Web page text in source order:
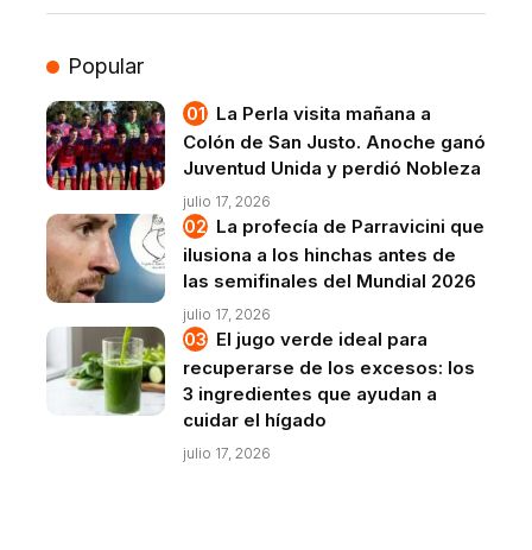
Popular
La Perla visita mañana a
Colón de San Justo. Anoche ganó
Juventud Unida y perdió Nobleza
julio 17, 2026
La profecía de Parravicini que
ilusiona a los hinchas antes de
las semifinales del Mundial 2026
julio 17, 2026
El jugo verde ideal para
recuperarse de los excesos: los
3 ingredientes que ayudan a
cuidar el hígado
julio 17, 2026